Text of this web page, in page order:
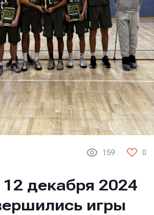
159 0
декабря 2024
игры